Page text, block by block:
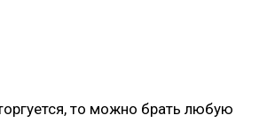
то можно брать любую